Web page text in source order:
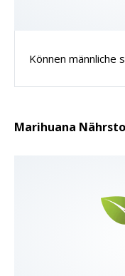
Können männliche
Marihuana